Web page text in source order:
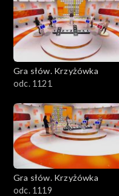
Gra słów. Krzyżówka
odc. 1121
Gra słów. Krzyżówka
odc. 1119